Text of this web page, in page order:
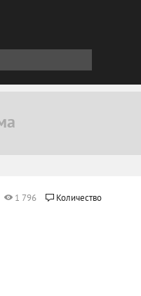
1 796
Количество